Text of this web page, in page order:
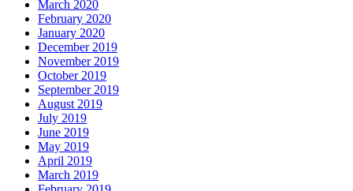
March 2020
February 2020
January 2020
December 2019
November 2019
October 2019
September 2019
August 2019
July 2019
June 2019
May 2019
April 2019
March 2019